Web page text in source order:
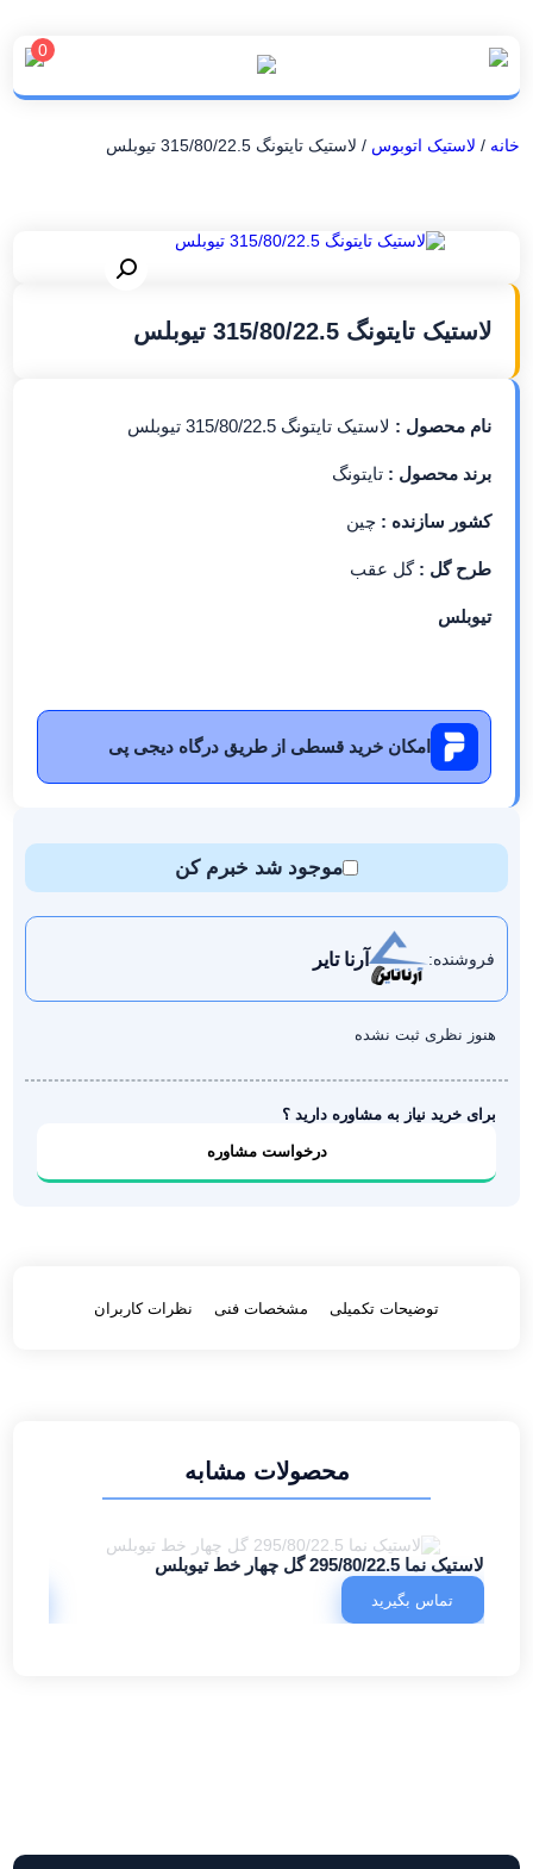
0
خانه / لاستیک اتوبوس / لاستیک تایتونگ 315/80/22.5 تیوبلس
لاستیک تایتونگ 315/80/22.5 تیوبلس
نام محصول : لاستیک تایتونگ 315/80/22.5 تیوبلس
برند محصول : تایتونگ
کشور سازنده : چین
طرح گل :گل عقب
تیوبلس
امکان خرید قسطی از طریق درگاه دیجی پی
موجود شد خبرم کن
فروشنده: آرنا تایر
هنوز نظری ثبت نشده
برای خرید نیاز به مشاوره دارید ؟
درخواست مشاوره
توضیحات تکمیلی مشخصات فنی نظرات کاربران
محصولات مشابه
لاستیک نما 295/80/22.5 گل چهار خط تیوبلس
تماس بگیرید